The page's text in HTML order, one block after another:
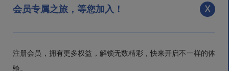
会员专属之旅，等您加入！ x
注册会员，拥有更多权益，解锁无数精彩，快来开启不一样的体
验。
市场部邮箱：mkt@hioki.com.cn